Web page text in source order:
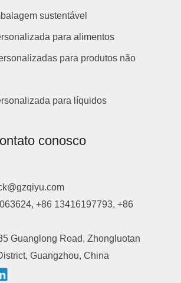
sustentável
para alimentos
para produtos não
para líquidos
conosco
+86 13416197793, +86
Guanglong Road, Zhongluotan
Guangzhou, China